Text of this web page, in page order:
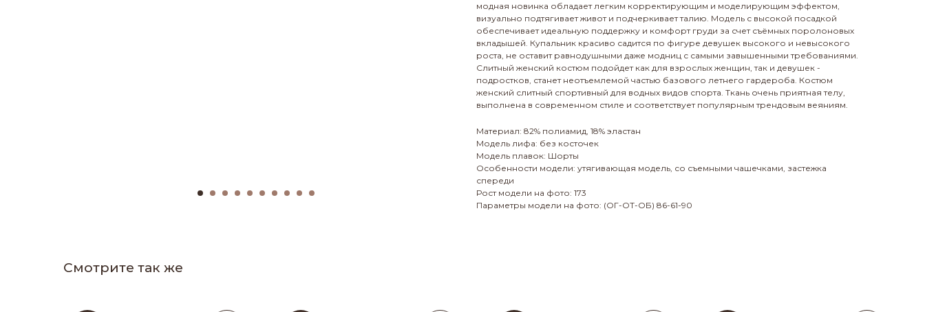
модная новинка обладает легким корректирующим и моделирующим эффектом,
визуально подтягивает живот и подчеркивает талию. Модель с высокой посадкой
обеспечивает идеальную поддержку и комфорт груди за счет съёмных поролоновых
вкладышей. Купальник красиво садится по фигуре девушек высокого и невысокого
роста, не оставит равнодушными даже модниц с самыми завышенными требованиями.
Слитный женский костюм подойдет как для взрослых женщин, так и девушек -
подростков, станет неотъемлемой частью базового летнего гардероба. Костюм
женский слитный спортивный для водных видов спорта. Ткань очень приятная телу,
выполнена в современном стиле и соответствует популярным трендовым веяниям.
Материал: 82% полиамид, 18% эластан
Модель лифа: без косточек
Модель плавок: Шорты
Особенности модели: утягивающая модель, со съемными чашечками, застежка
спереди
Рост модели на фото: 173
Параметры модели на фото: (ОГ-ОТ-ОБ) 86-61-90
Смотрите так же